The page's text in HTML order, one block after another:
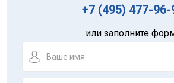
+7 (495) 477-96-
или заполните